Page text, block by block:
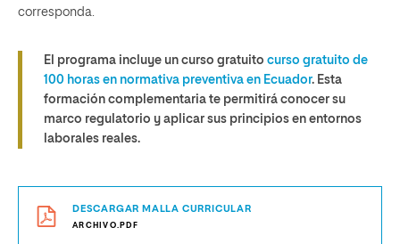
corresponda.
El programa incluye un curso gratuito curso gratuito de
100 horas en normativa preventiva en Ecuador. Esta
formación complementaria te permitirá conocer su
marco regulatorio y aplicar sus principios en entornos
laborales reales.
DESCARGAR MALLA CURRICULAR
ARCHIVO.PDF